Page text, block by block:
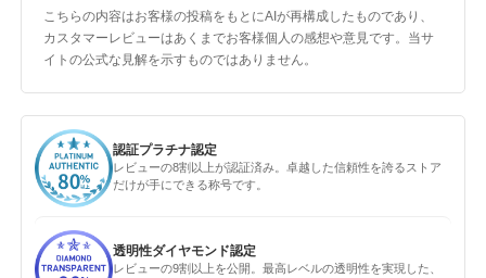
こちらの内容はお客様の投稿をもとにAIが再構成したものであり、
カスタマーレビューはあくまでお客様個人の感想や意見です。当サ
イトの公式な見解を示すものではありません。
認証プラチナ認定
レビューの8割以上が認証済み。卓越した信頼性を誇るストア
だけが手にできる称号です。
透明性ダイヤモンド認定
レビューの9割以上を公開。最高レベルの透明性を実現した、